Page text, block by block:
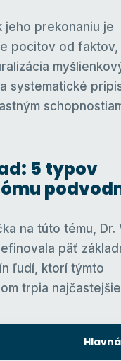
jeho prekonaniu je
pocitov od faktov,
systematické
5 typov
na túto tému, Dr.
päť
ľudí, ktorí týmto
trpia